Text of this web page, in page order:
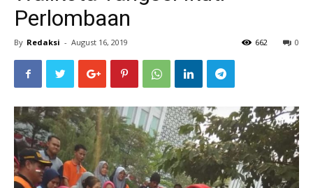
Perlombaan
By Redaksi - August 16, 2019 0
662